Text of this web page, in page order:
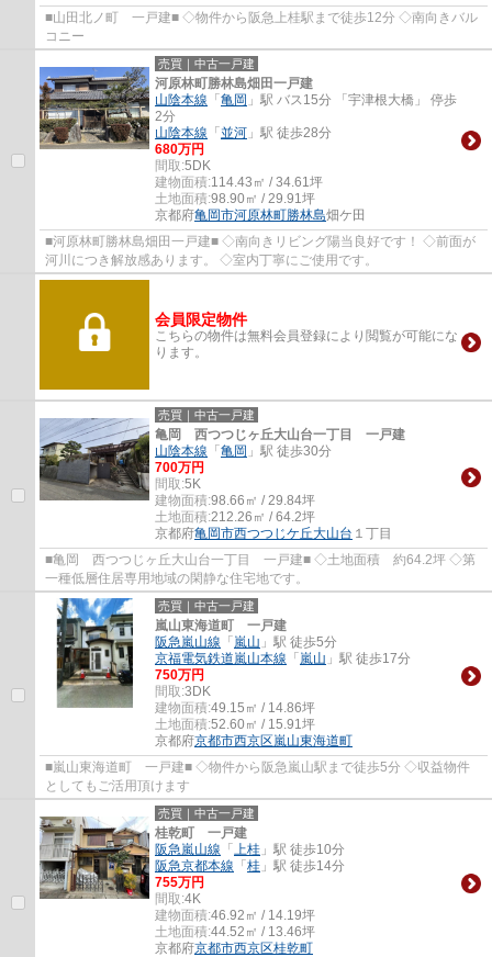
■山田北ノ町 一戸建■ ◇物件から阪急上桂駅まで徒歩12分 ◇南向きバル
コニー
売買｜中古一戸建
河原林町勝林島畑田一戸建
山陰本線 「亀岡 」駅 バス15分 「宇津根大橋」 停歩
2分
山陰本線 「並河 」駅 徒歩28分
680万円
間取:5DK
建物面積:114.43㎡ / 34.61坪
土地面積:98.90㎡ / 29.91坪
京都府亀岡市河原林町勝林島畑ケ田
■河原林町勝林島畑田一戸建■ ◇南向きリビング陽当良好です！ ◇前面が
河川につき解放感あります。 ◇室内丁寧にご使用です。
会員限定物件
こちらの物件は無料会員登録により閲覧が可能にな
ります。
売買｜中古一戸建
亀岡 西つつじヶ丘大山台一丁目 一戸建
山陰本線 「亀岡 」駅 徒歩30分
700万円
間取:5K
建物面積:98.66㎡ / 29.84坪
土地面積:212.26㎡ / 64.2坪
京都府亀岡市西つつじケ丘大山台 １丁目
■亀岡 西つつじヶ丘大山台一丁目 一戸建■ ◇土地面積 約64.2坪 ◇第
一種低層住居専用地域の閑静な住宅地です。
売買｜中古一戸建
嵐山東海道町 一戸建
阪急嵐山線 「嵐山 」駅 徒歩5分
京福電気鉄道嵐山本線 「嵐山 」駅 徒歩17分
750万円
間取:3DK
建物面積:49.15㎡ / 14.86坪
土地面積:52.60㎡ / 15.91坪
京都府京都市西京区嵐山東海道町
■嵐山東海道町 一戸建■ ◇物件から阪急嵐山駅まで徒歩5分 ◇収益物件
としてもご活用頂けます
売買｜中古一戸建
桂乾町 一戸建
阪急嵐山線 「 上桂 」駅 徒歩10分
阪急京都本線 「桂 」駅 徒歩14分
755万円
間取:4K
建物面積:46.92㎡ / 14.19坪
土地面積:44.52㎡ / 13.46坪
京都府京都市西京区桂乾町